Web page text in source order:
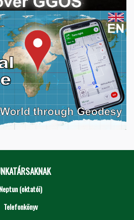
Neptun (oktatói)
Telefonkönyv